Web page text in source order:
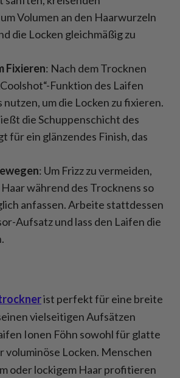
Volumen an den Haarwurzeln
die Locken gleichmäßig zu
Fixieren: Nach dem Trocknen
Funktion des Laifen
um die Locken zu fixieren.
die Schuppenschicht des
für ein glänzendes Finish, das
: Um Frizz zu vermeiden,
während des Trocknens so
anfassen. Arbeite stattdessen
Aufsatz und lass den Laifen die
ist perfekt für eine breite
vielseitigen Aufsätzen
Ionen Föhn sowohl für glatte
voluminöse Locken. Menschen
oder lockigem Haar profitieren